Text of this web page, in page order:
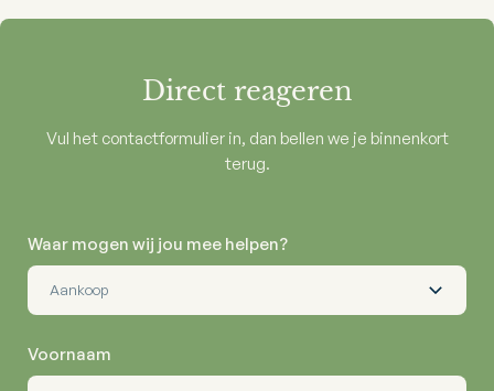
Direct reageren
Vul het contactformulier in, dan bellen we je binnenkort
terug.
Waar mogen wij jou mee helpen?
Voornaam